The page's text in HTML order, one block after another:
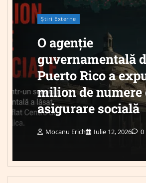
Știri Externe
O agenție
guvernamentală
Puerto Rico a
milion de numere
asigurare socială
Mocanu Erich Iulie 12, 2026 0